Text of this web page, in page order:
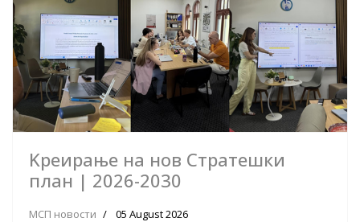
Kреирање на нов Стратешки
план | 2026-2030
МСП новости 05 August 2026